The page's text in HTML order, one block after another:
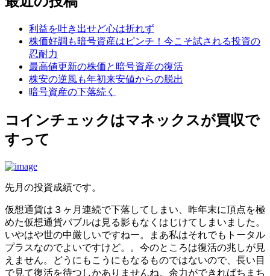
利益を吐き出せど心は折れず
株価好調も暗号資産はピンチ！今こそ試される投資の
忍耐力
最高値更新の株価と暗号資産の復活
株安の逆風も年初来安値からの脱出
暗号資産の下落続く
コインチェックはマネックスが買収で
すって
先月の投資成績です。
仮想通貨は３ヶ月連続で下落してしまい、昨年末に頂点を極
めた仮想通貨バブルは見る影もなくはじけてしまいました。
いやはや世の中厳しいですねー。まあ私はそれでもトータル
プラスなのでよいですけど。。今のところは復活の兆しが見
えません。どうにもこうにもなるものではないので、長い目
で見て復活を待つしかありませんね。余力ができればちまち